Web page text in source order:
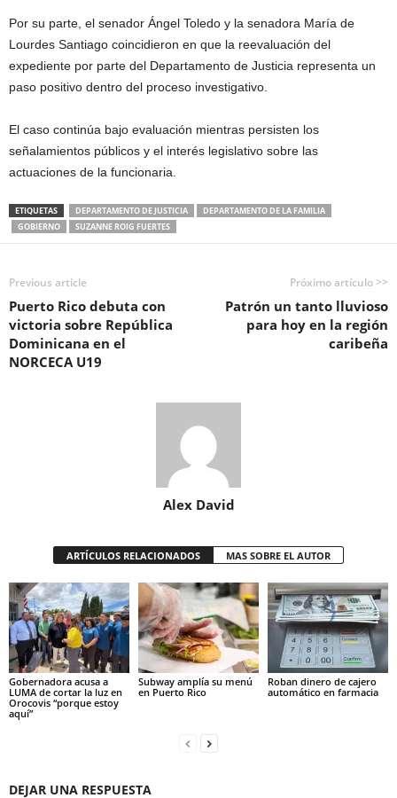
Por su parte, el senador Ángel Toledo y la senadora María de
Lourdes Santiago coincidieron en que la reevaluación del
expediente por parte del Departamento de Justicia representa un
paso positivo dentro del proceso investigativo.
El caso continúa bajo evaluación mientras persisten los
señalamientos públicos y el interés legislativo sobre las
actuaciones de la funcionaria.
ETIQUETAS DEPARTAMENTO DE JUSTICIA
DEPARTAMENTO DE LA FAMILIA
GOBIERNO
SUZANNE ROIG FUERTES
Previous article
Puerto Rico debuta con
victoria sobre República
Dominicana en el
NORCECA U19
Próximo artículo >>
Patrón un tanto lluvioso
para hoy en la región
caribeña
Alex David
ARTÍCULOS RELACIONADOS MAS SOBRE EL AUTOR
Gobernadora acusa a
LUMA de cortar la luz en
Orocovis “porque estoy
aquí”
Subway amplía su menú
en Puerto Rico
Roban dinero de cajero
automático en farmacia
DEJAR UNA RESPUESTA